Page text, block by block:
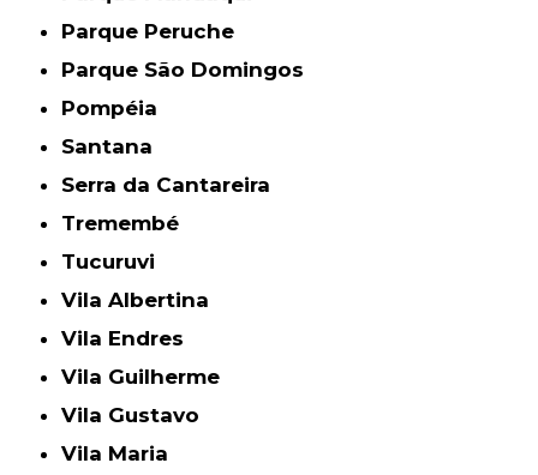
Parque Peruche
Parque São Domingos
Pompéia
Santana
Serra da Cantareira
Tremembé
Tucuruvi
Vila Albertina
Vila Endres
Vila Guilherme
Vila Gustavo
Vila Maria